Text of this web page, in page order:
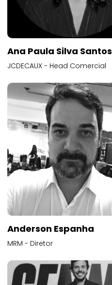
Ana Paula Silva Santos
JCDECAUX - Head Comercial
Anderson Espanha
MRM - Diretor